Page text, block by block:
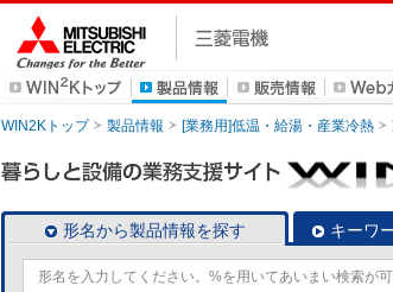
WIN2Kトップ 製品情報 [業務用]低温・給湯・産業冷熱
形名から製品情報を探す キーワ